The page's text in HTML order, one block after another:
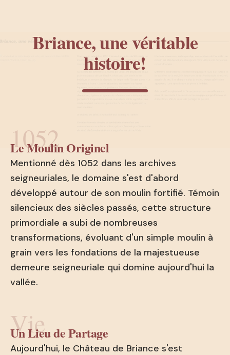
Briance, une véritable
histoire!
1052
Le Moulin Originel
Mentionné dès 1052 dans les archives
seigneuriales, le domaine s'est d'abord
développé autour de son moulin fortifié. Témoin
silencieux des siècles passés, cette structure
primordiale a subi de nombreuses
transformations, évoluant d'un simple moulin à
grain vers les fondations de la majestueuse
demeure seigneuriale qui domine aujourd'hui la
vallée.
Vie
Un Lieu de Partage
Aujourd'hui, le Château de Briance s'est